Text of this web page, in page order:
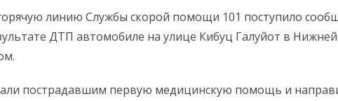
линию Службы скорой помощи 101 поступило
ДТП автомобиле на улице Кибуц Галуйот в
пострадавшим первую медицинскую помощь и